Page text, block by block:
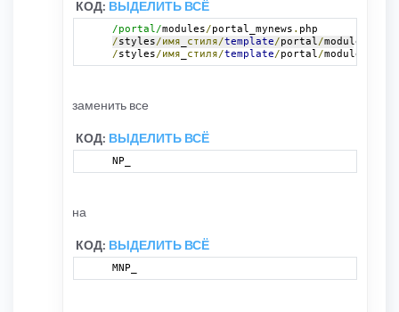
КОД: ВЫДЕЛИТЬ ВСЁ
/portal/modules/portal_mynews . php
/styles/имя стиля/template/portal/modules
/styles/имя стиля/template/portal/modules
заменить все
КОД: ВЫДЕЛИТЬ ВСЁ
NP_
на
КОД: ВЫДЕЛИТЬ ВСЁ
MNP_